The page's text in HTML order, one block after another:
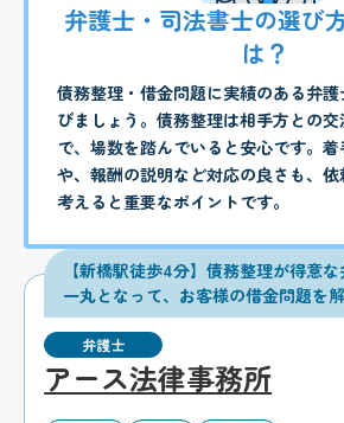
弁護士・司法書士の選び
は？
債務整理・借金問題に実績のある弁
びましょう。債務整理は相手方との
で、場数を踏んでいると安心です。
や、報酬の説明など対応の良さも、
考えると重要なポイントです。
【新橋駅徒歩4分】債務整理が得意
一丸となって、お客様の借金問題を
弁護士
アース法律事務所